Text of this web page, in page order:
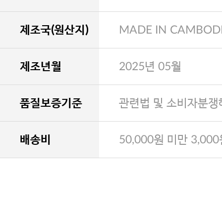
제조국(원산지) MADE IN
제조년월 2025년 05월
품질보증기준 관련법 및 소비자분
배송비 50,000원 미만 3,000